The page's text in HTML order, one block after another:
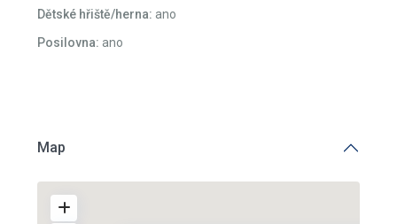
Dětské hřiště/herna: ano
Posilovna: ano
Map